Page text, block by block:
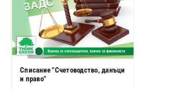
Списание "Счетоводство, данъци
и право"